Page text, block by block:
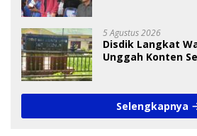
5 Agustus 2026
Disdik Langkat
Unggah Konten
Selengkapnya